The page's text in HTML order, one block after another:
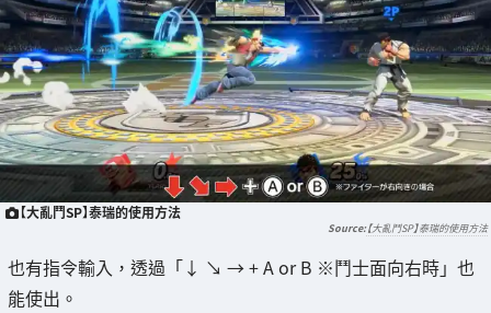
【大亂鬥SP】泰瑞的使用方法
【大亂鬥SP】泰瑞的使用方法
也有指令輸入，透過「↓ ↘ → + A or B ※鬥士面向右時」也
能使出。